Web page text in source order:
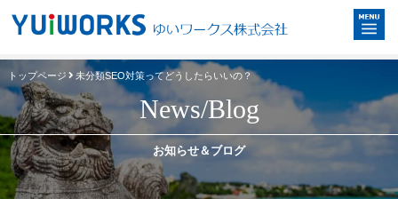
トップページ 未分類SEO対策ってどうしたらいいの？
News/Blog
お知らせ＆ブログ